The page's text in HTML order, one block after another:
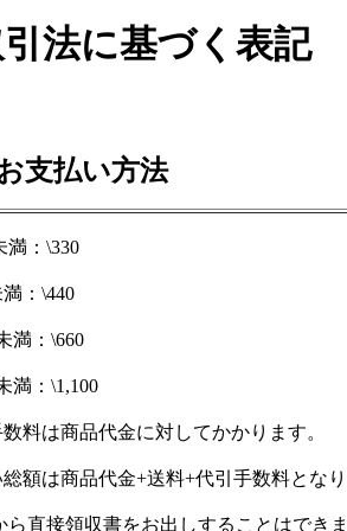
法に基づく表記
支払い方法
満：\330
：\440
満：\660
満：\1,100
料は商品代金に対してかかります。
額は商品代金+送料+代引手数料となり
直接領収書をお出しすることはできま